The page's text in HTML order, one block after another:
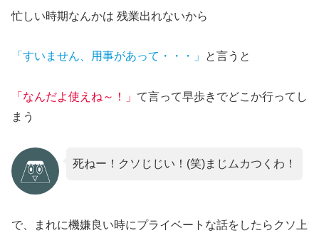
忙しい時期なんかは 残業出れないから
「すいません、用事があって・・・」 と言うと
「なんだよ使えね～！」 て言って早歩きでどこか行ってし
まう
死ねー！クソじじい！(笑)まじムカつくわ！
で、まれに機嫌良い時にプライベートな話をしたらクソ上